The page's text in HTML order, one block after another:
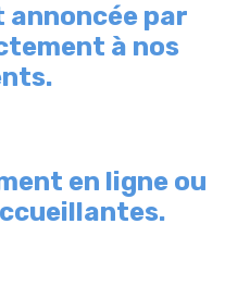
annoncée par
à nos
en ligne ou